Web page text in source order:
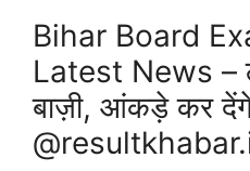
Bihar Board
Latest News –
बाज़ी, आंकड़े कर देंगे